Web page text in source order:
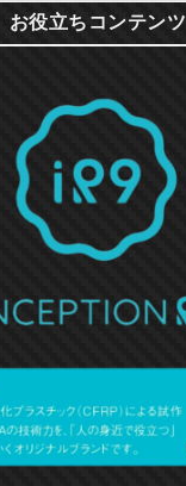
お役立ちコンテンツ